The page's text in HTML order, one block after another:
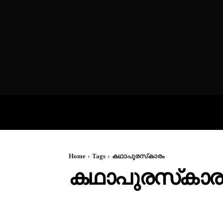
Home Tags കഥാപുരസ്‌കാരം